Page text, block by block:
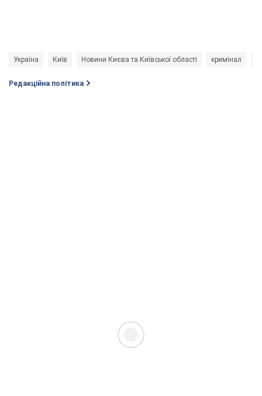
Україна Київ Новини Києва та Київської області кримінал
Редакційна політика